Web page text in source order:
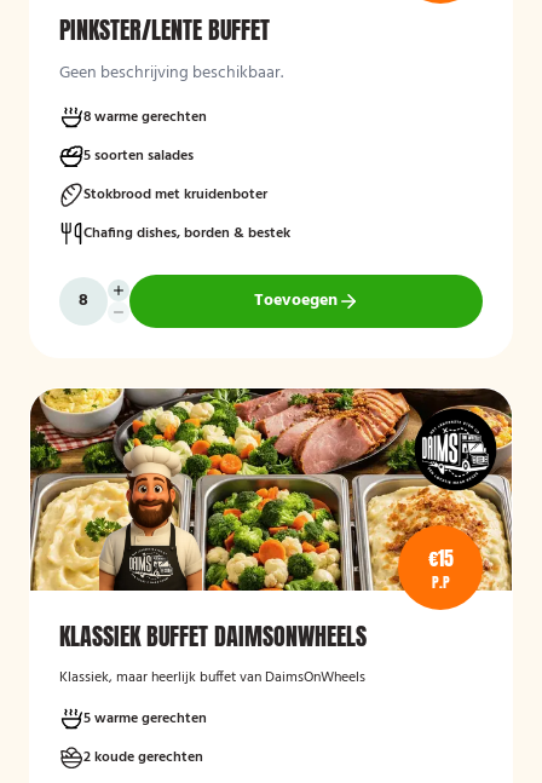
PINKSTER/LENTE BUFFET
Geen beschrijving beschikbaar.
8 warme gerechten
5 soorten salades
Stokbrood met kruidenboter
Chafing dishes, borden & bestek
Toevoegen
€15
P.P
KLASSIEK BUFFET DAIMSONWHEELS
Klassiek, maar heerlijk buffet van DaimsOnWheels
5 warme gerechten
2 koude gerechten